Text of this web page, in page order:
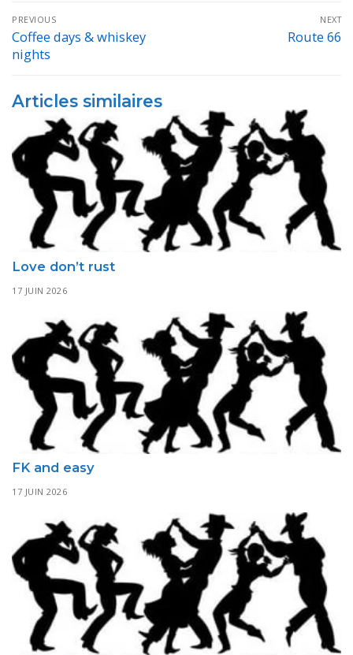
Navigation
de
l’article
PREVIOUS
Previous
post:
Coffee days & whiskey
nights
NEXT
Next
Route 66
Articles similaires
Love don’t rust
17 JUIN 2026
FK and easy
17 JUIN 2026